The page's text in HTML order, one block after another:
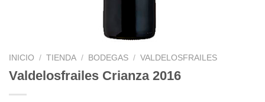
INICIO / TIENDA / BODEGAS / VALDELOSFRAILES
Valdelosfrailes Crianza 2016